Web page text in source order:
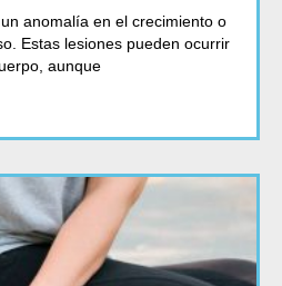
anomalía en el crecimiento o
Estas lesiones pueden ocurrir
aunque